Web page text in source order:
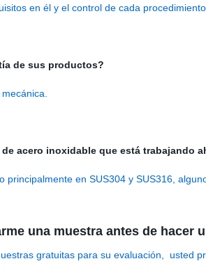
en él y el control de cada
de sus productos?
acero inoxidable que está trabajando
principalmente en SUS304 y SUS316,
una muestra antes de hacer
gratuitas para su evaluación, usted